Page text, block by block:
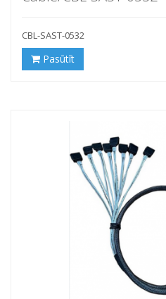
CBL-SAST-0532
Pasūtīt